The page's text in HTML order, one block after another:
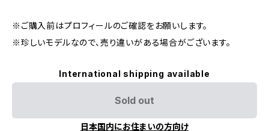
※ご購入前はプロフィールのご確認をお願いします。
※珍しいモデルなので、売り違いがある場合がございます。
International shipping available
Sold out
日本国内にお住まいの方向け